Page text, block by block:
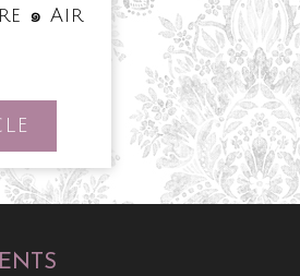
๑ Air
L'ARTICLE